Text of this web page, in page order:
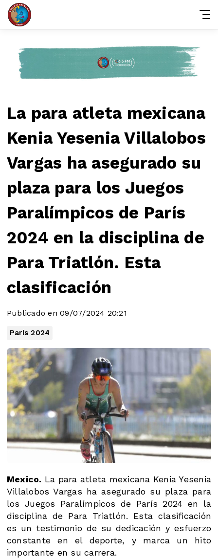
La para atleta mexicana
Kenia Yesenia Villalobos
Vargas ha asegurado su
plaza para los Juegos
Paralímpicos de París
2024 en la disciplina de
Para Triatlón. Esta
clasificación
Publicado en 09/07/2024 20:21
París 2024
Mexico. La para atleta mexicana Kenia Yesenia
Villalobos Vargas ha asegurado su plaza para
los Juegos Paralímpicos de París 2024 en la
disciplina de Para Triatlón. Esta clasificación
es un testimonio de su dedicación y esfuerzo
constante en el deporte, y marca un hito
importante en su carrera.